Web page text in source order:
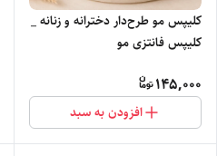
کلیپس مو طرح‌دار دخترانه و زنانه _
کلیپس فانتزی مو
145,000
افزودن به سبد